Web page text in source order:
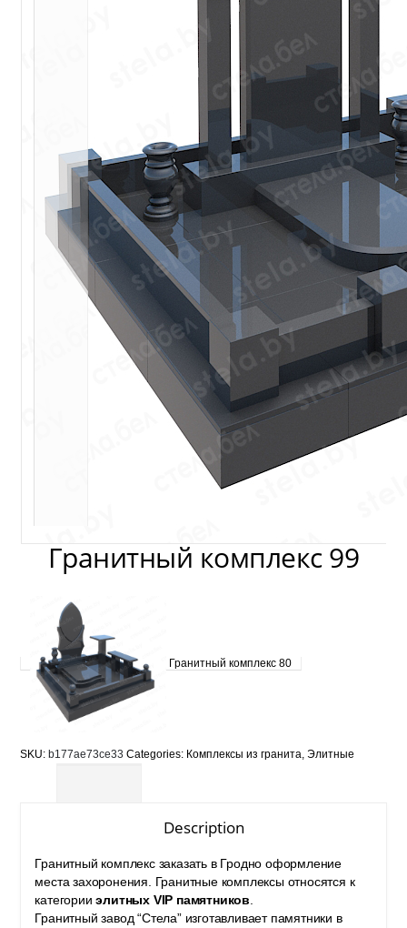
Гранитный комплекс 99
Гранитный комплекс 80
SKU: b177ae73ce33 Categories: Комплексы из гранита,Элитные
Description
Гранитный комплекс заказать в Гродно оформление
места захоронения. Гранитные комплексы относятся к
категорииэлитных VIP памятников.
Гранитный завод “Стела” изготавливает памятники в